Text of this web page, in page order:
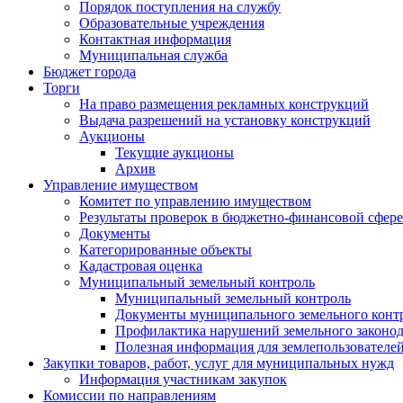
Порядок поступления на службу
Образовательные учреждения
Контактная информация
Муниципальная служба
Бюджет города
Торги
На право размещения рекламных конструкций
Выдача разрешений на установку конструкций
Аукционы
Текущие аукционы
Архив
Управление имуществом
Комитет по управлению имуществом
Результаты проверок в бюджетно-финансовой сфере
Документы
Категорированные объекты
Кадастровая оценка
Муниципальный земельный контроль
Муниципальный земельный контроль
Документы муниципального земельного
Профилактика нарушений земельного
Полезная информация для землепользователей
Закупки товаров, работ, услуг для муниципальных нужд
Информация участникам закупок
Комиссии по направлениям